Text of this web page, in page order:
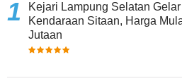
Kejari Lampung Selatan
Kendaraan Sitaan, Harga
Jutaan